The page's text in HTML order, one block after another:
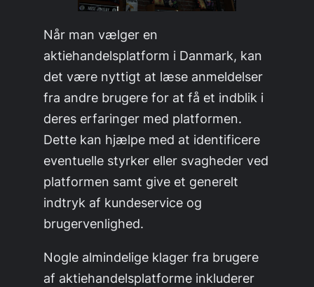
Når man vælger en
aktiehandelsplatform i Danmark, kan
det være nyttigt at læse anmeldelser
fra andre brugere for at få et indblik i
deres erfaringer med platformen.
Dette kan hjælpe med at identificere
eventuelle styrker eller svagheder ved
platformen samt give et generelt
indtryk af kundeservice og
brugervenlighed.
Nogle almindelige klager fra brugere
af aktiehandelsplatforme inkluderer